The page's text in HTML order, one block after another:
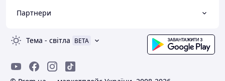
Партнери
Тема - світла BETA